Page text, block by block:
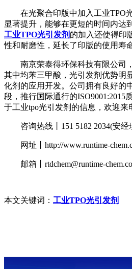
在光聚合印版中加入工业TPO
显著提升，能够在更短的时间内达
工业TPO光引发剂 的加入还使得印
性和耐磨性，延长了印版的使用寿命
南京荣泰得环保科技有限公司，
其中均苯三甲酸，光引发剂优势明
化剂的应用开发。公司拥有良好的
段，推行国际通行的ISO9001:2015
于工业tpo光引发剂的信息，欢迎来
咨询热线丨151 5182 2034(安经
网址丨http://www.runtime-
邮箱丨rtdchem@runtime-
本文关键词： 工业TPO光引发剂